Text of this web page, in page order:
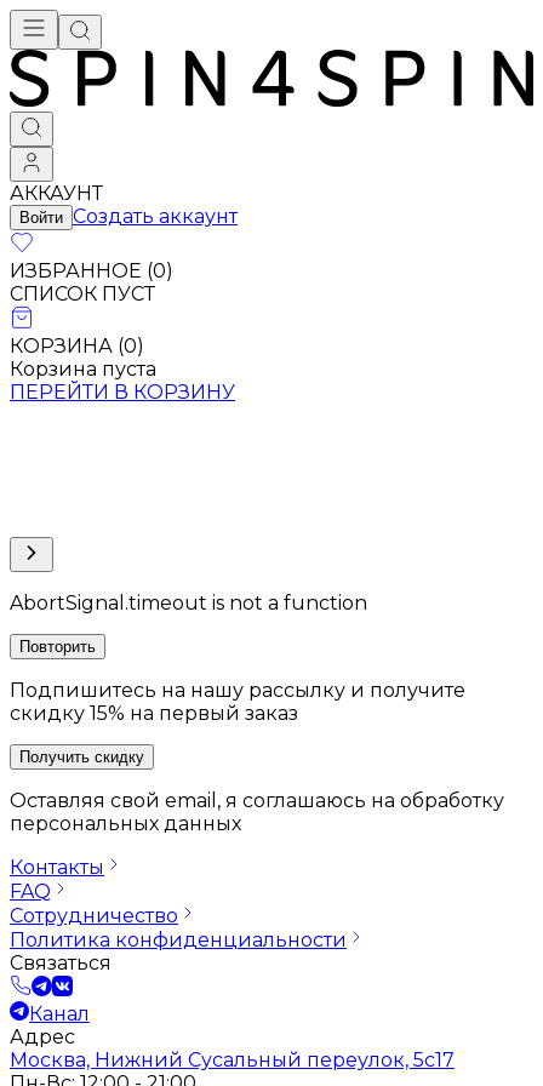
АККАУНТ
Войти Создать аккаунт
ИЗБРАННОЕ (0)
СПИСОК ПУСТ
КОРЗИНА (0)
Корзина пуста
ПЕРЕЙТИ В КОРЗИНУ
AbortSignal.timeout is not a function
Повторить
Подпишитесь на нашу рассылку и получите
скидку 15% на первый заказ
Получить скидку
Оставляя свой email, я соглашаюсь на обработку
персональных данных
Контакты
FAQ
Сотрудничество
Политика конфиденциальности
Связаться
Канал
Адрес
Москва, Нижний Сусальный переулок, 5с17